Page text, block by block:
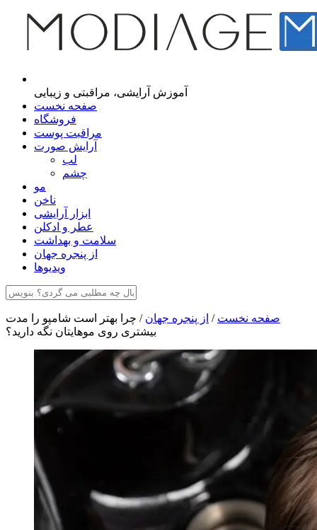
آموزش آرایشی، مراقبتی و زیبایی
صفحه نخست
فروشگاه
مراقبت پوست
آرایش صورت
لب
چشم
مو
ناخن
ابزار آرایشی
عطر و ادکلن
سلامت و بهداشت
از پنجره جهان
ویدیوها
صفحه نخست / از پنجره جهان / چرا بهتر است شامپو را مدت
بیشتری روی موهایتان نگه دارید؟